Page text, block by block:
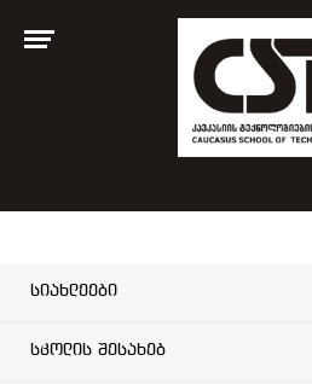
სიახლეები
სკოლის შესახებ